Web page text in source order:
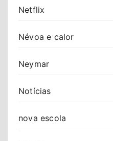
Netflix
Névoa e calor
Neymar
Notícias
nova escola